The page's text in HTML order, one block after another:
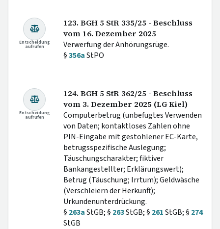
Entscheidung
aufrufen
123. BGH 5 StR 335/25 - Beschluss
vom 16. Dezember 2025
Verwerfung der Anhörungsrüge.
§356aStPO
Entscheidung
aufrufen
124. BGH 5 StR 362/25 - Beschluss
vom 3. Dezember 2025 (LG Kiel)
Computerbetrug (unbefugtes Verwenden
von Daten; kontaktloses Zahlen ohne
PIN-Eingabe mit gestohlener EC-Karte,
betrugsspezifische Auslegung;
Täuschungscharakter; fiktiver
Bankangestellter; Erklärungswert);
Betrug (Täuschung; Irrtum); Geldwäsche
(Verschleiern der Herkunft);
Urkundenunterdrückung.
§ 263aStGB; § 263StGB; § 261StGB; § 274
StGB